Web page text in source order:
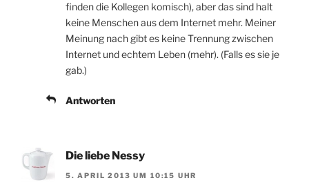
finden die Kollegen komisch), aber das sind halt
keine Menschen aus dem Internet mehr. Meiner
Meinung nach gibt es keine Trennung zwischen
Internet und echtem Leben (mehr). (Falls es sie je
gab.)
Antworten
Die liebe Nessy
5. APRIL 2013 UM 10:15 UHR